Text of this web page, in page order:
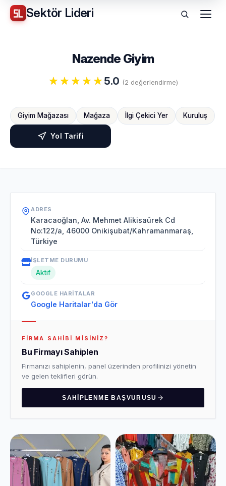
Sektör Lideri Menü
Nazende Giyim
5.0 (2 değerlendirme)
Giyim Mağazası Mağaza İlgi Çekici Yer Kuruluş
Yol Tarifi
ADRES
Karacaoğlan, Av. Mehmet Alikisaürek Cd
No:122/a, 46000 Onikişubat/Kahramanmaraş,
Türkiye
İŞLETME DURUMU
Aktif
GOOGLE HARITALAR
Google Haritalar'da Gör
FIRMA SAHIBI MISINIZ?
Bu Firmayı Sahiplen
Firmanızı sahiplenin, panel üzerinden profilinizi yönetin
ve gelen teklifleri görün.
SAHIPLENME BAŞVURUSU